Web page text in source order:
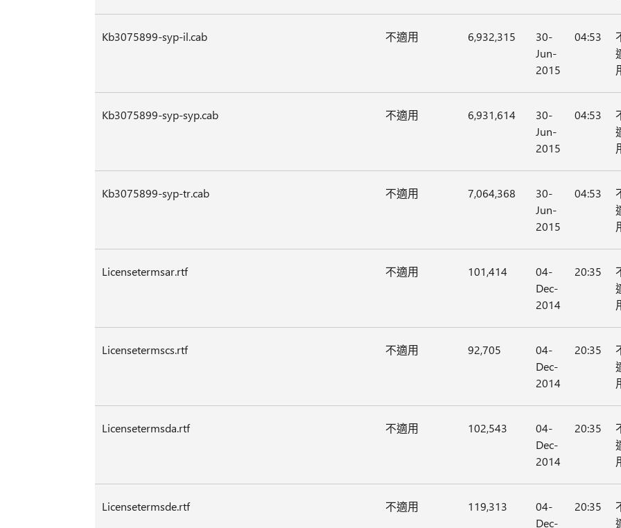
Kb3075899-syp-il.cab 不適用 6,932,315
30-
Jun-
2015
04:53
Kb3075899-syp-syp.cab 不適用 6,931,614
30-
Jun-
2015
04:53
Kb3075899-syp-tr.cab 不適用 7,064,368
30-
Jun-
2015
04:53
Licensetermsar.rtf 不適用 101,414
04-
Dec-
2014
20:35
Licensetermscs.rtf 不適用 92,705
04-
Dec-
2014
20:35
Licensetermsda.rtf 不適用 102,543
04-
Dec-
2014
20:35
Licensetermsde.rtf 不適用 119,313
04-
Dec-
20:35